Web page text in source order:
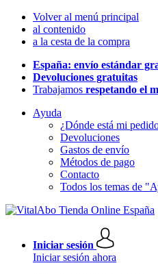
Volver al menú principal
al contenido
a la cesta de la compra
España: envío estándar
Devoluciones gratuitas
Trabajamos respetando el
Ayuda
¿Dónde está mi
Devoluciones
Gastos de envío
Métodos de pago
Contacto
Todos los temas de
Iniciar sesión
Iniciar sesión ahora